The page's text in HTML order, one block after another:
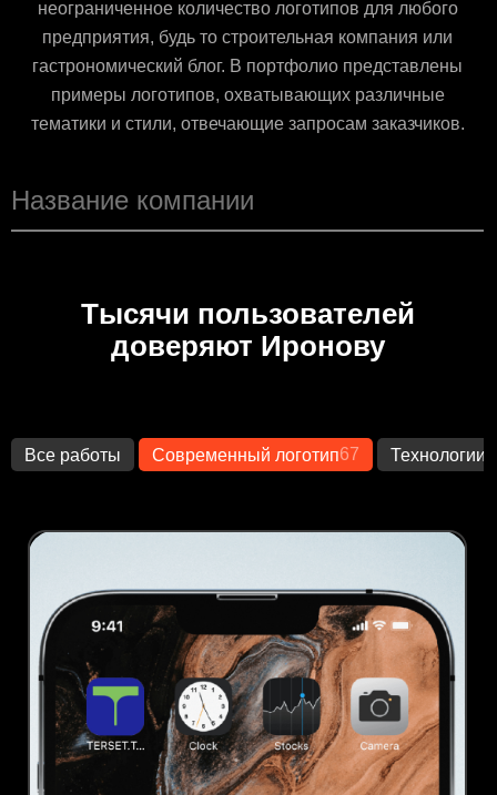
неограниченное количество логотипов для любого
предприятия, будь то строительная компания или
гастрономический блог. В портфолио представлены
примеры логотипов, охватывающих различные
тематики и стили, отвечающие запросам заказчиков.
Тысячи пользователей
доверяют Иронову
Все работы Современный логотип67 Технологии